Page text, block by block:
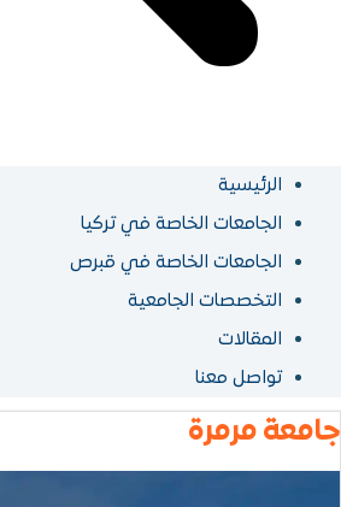
في تركيا
في قبرص